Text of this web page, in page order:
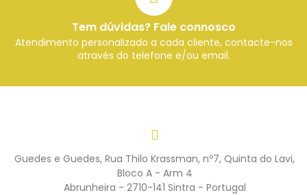
Tem dúvidas? Fale connosco
Atendimento personalizado a cada cliente, contacte-nos
através do telefone e/ou email.
Guedes e Guedes, Rua Thilo Krassman, nº7, Quinta do Lavi,
Bloco A - Arm 4
Abrunheira - 2710-141 Sintra - Portugal